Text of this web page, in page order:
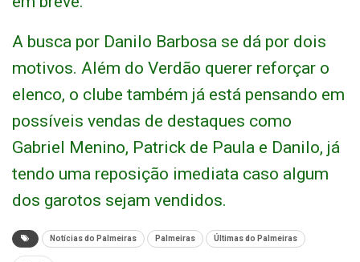
A busca por Danilo Barbosa se dá por dois
motivos. Além do Verdão querer reforçar o
elenco, o clube também já está pensando em
possíveis vendas de destaques como
Gabriel Menino, Patrick de Paula e Danilo, já
tendo uma reposição imediata caso algum
dos garotos sejam vendidos.
Notícias do Palmeiras Palmeiras Últimas do Palmeiras